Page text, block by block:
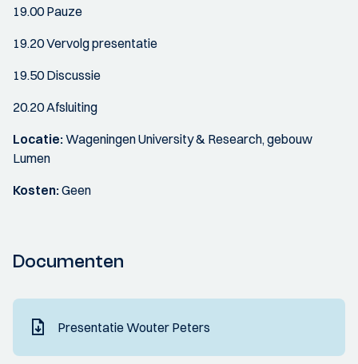
19.00 Pauze
19.20 Vervolg presentatie
19.50 Discussie
20.20 Afsluiting
Locatie:Wageningen University & Research, gebouw
Lumen
Kosten:Geen
Documenten
Presentatie Wouter Peters